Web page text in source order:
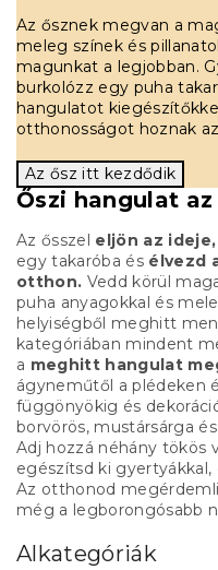
Az ősznek megvan a
meleg színek és
magunkat a legjobban.
burkolózz egy puha
hangulatot
otthonosságot hoznak
Az ősz itt kezdődik
Őszi hangulat
Az ősszel eljön az
egy takaróba és élvezd
otthon. Vedd körül
puha anyagokkal és
helyiségből meghitt
kategóriában mindent
a meghitt hangulat
ágyneműtől a plédeken
függönyökig és
borvörös, mustársárga
Adj hozzá néhány tökös
egészítsd ki gyertyákkal,
Az otthonod
még a legborongósabb
Alkategóriák